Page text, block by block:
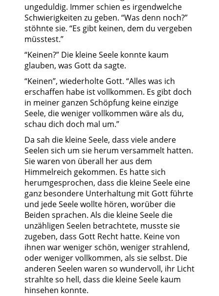
ungeduldig. Immer schien es irgendwelche
Schwierigkeiten zu geben. “Was denn noch?”
stöhnte sie. “Es gibt keinen, dem du vergeben
müsstest.”
“Keinen?” Die kleine Seele konnte kaum
glauben, was Gott da sagte.
“Keinen”, wiederholte Gott. “Alles was ich
erschaffen habe ist vollkommen. Es gibt doch
in meiner ganzen Schöpfung keine einzige
Seele, die weniger vollkommen wäre als du,
schau dich doch mal um.”
Da sah die kleine Seele, dass viele andere
Seelen sich um sie herum versammelt hatten.
Sie waren von überall her aus dem
Himmelreich gekommen. Es hatte sich
herumgesprochen, dass die kleine Seele eine
ganz besondere Unterhaltung mit Gott führte
und jede Seele wollte hören, worüber die
Beiden sprachen. Als die kleine Seele die
unzähligen Seelen betrachtete, musste sie
zugeben, dass Gott Recht hatte. Keine von
ihnen war weniger schön, weniger strahlend,
oder weniger vollkommen, als sie selbst. Die
anderen Seelen waren so wundervoll, ihr Licht
strahlte so hell, dass die kleine Seele kaum
hinsehen konnte.